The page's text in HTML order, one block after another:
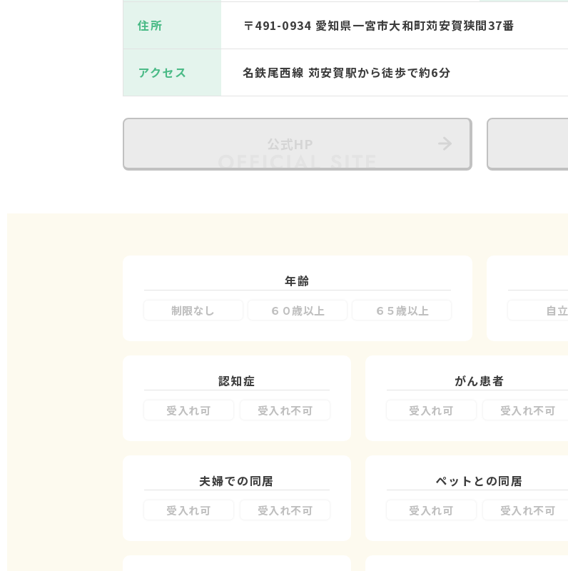
住所 〒491-0934 愛知県一宮市大和町苅安賀狭間37番
アクセス 名鉄尾西線 苅安賀駅から徒歩で約6分
年齢
制限なし ６０歳以上 ６５歳以上 自立
認知症
受入れ可 受入れ不可
がん患者
受入れ可 受入れ不可
夫婦での同居
受入れ可 受入れ不可
ペットとの同居
受入れ可 受入れ不可